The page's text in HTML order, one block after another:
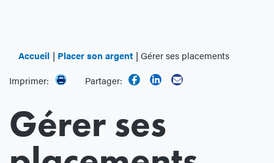
Accueil Placer son argent
Gérer ses placements
Imprimer:
Partager:
Gérer ses